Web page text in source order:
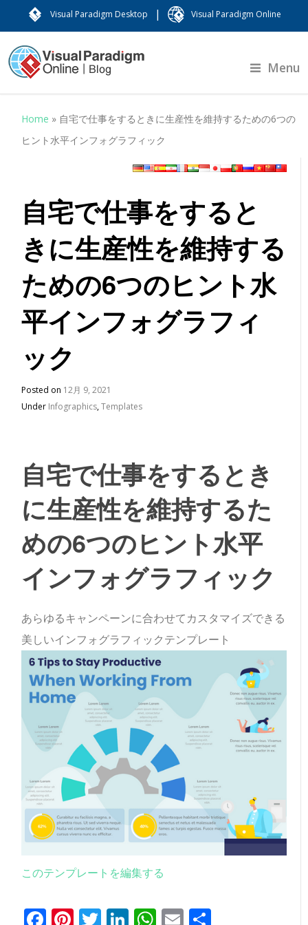
Visual Paradigm Desktop | Visual Paradigm Online
Menu
Home » 自宅で仕事をするときに生産性を維持するための6つの
ヒント水平インフォグラフィック
自宅で仕事をすると
きに生産性を維持する
ための6つのヒント水
平インフォグラフィ
ック
Posted on 12月 9, 2021
Under Infographics,Templates
自宅で仕事をするとき
に生産性を維持するた
めの6つのヒント水平
インフォグラフィック
あらゆるキャンペーンに合わせてカスタマイズできる
美しいインフォグラフィックテンプレート
このテンプレートを編集する
Facebook
Pinterest
Twitter
LinkedIn
WhatsApp
Email